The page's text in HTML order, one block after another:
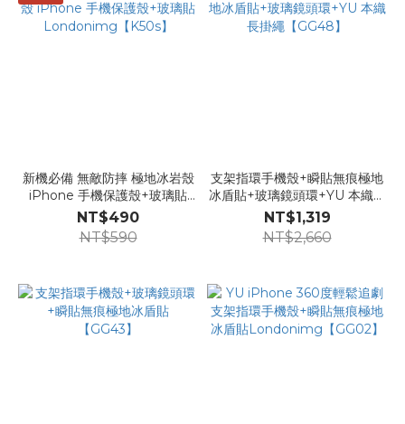
新機必備 無敵防摔 極地冰岩殼
iPhone 手機保護殼+玻璃貼
Londonimg【K50s】
NT$490
NT$590
支架指環手機殼+瞬貼無痕極地
冰盾貼+玻璃鏡頭環+YU 本織長
掛繩【GG48】
NT$1,319
NT$2,660